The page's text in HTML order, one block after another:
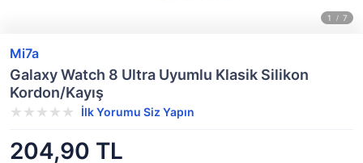
Mi7a
Galaxy Watch 8 Ultra Uyumlu Klasik Silikon
Kordon/Kayış
İlk Yorumu Siz Yapın
204,90 TL